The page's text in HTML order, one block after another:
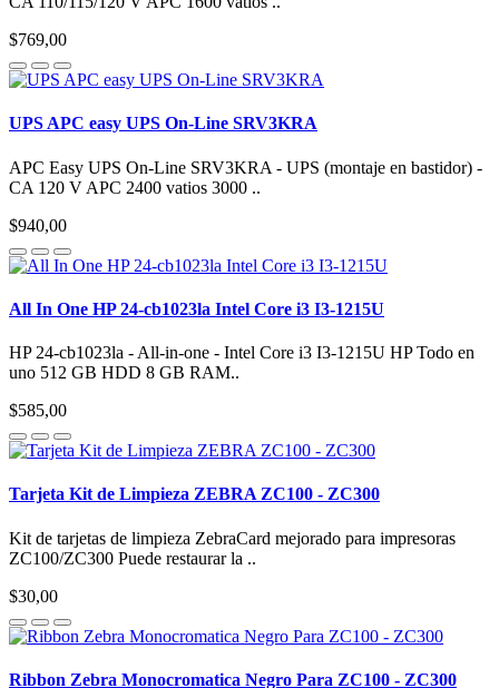
$769,00
UPS APC easy UPS On-Line SRV3KRA
APC Easy UPS On-Line SRV3KRA - UPS (montaje en bastidor) -
CA 120 V APC 2400 vatios 3000 ..
$940,00
All In One HP 24-cb1023la Intel Core i3 I3-1215U
HP 24-cb1023la - All-in-one - Intel Core i3 I3-1215U HP Todo en
uno 512 GB HDD 8 GB RAM..
$585,00
Tarjeta Kit de Limpieza ZEBRA ZC100 - ZC300
Kit de tarjetas de limpieza ZebraCard mejorado para impresoras
ZC100/ZC300 Puede restaurar la ..
$30,00
Ribbon Zebra Monocromatica Negro Para ZC100 - ZC300